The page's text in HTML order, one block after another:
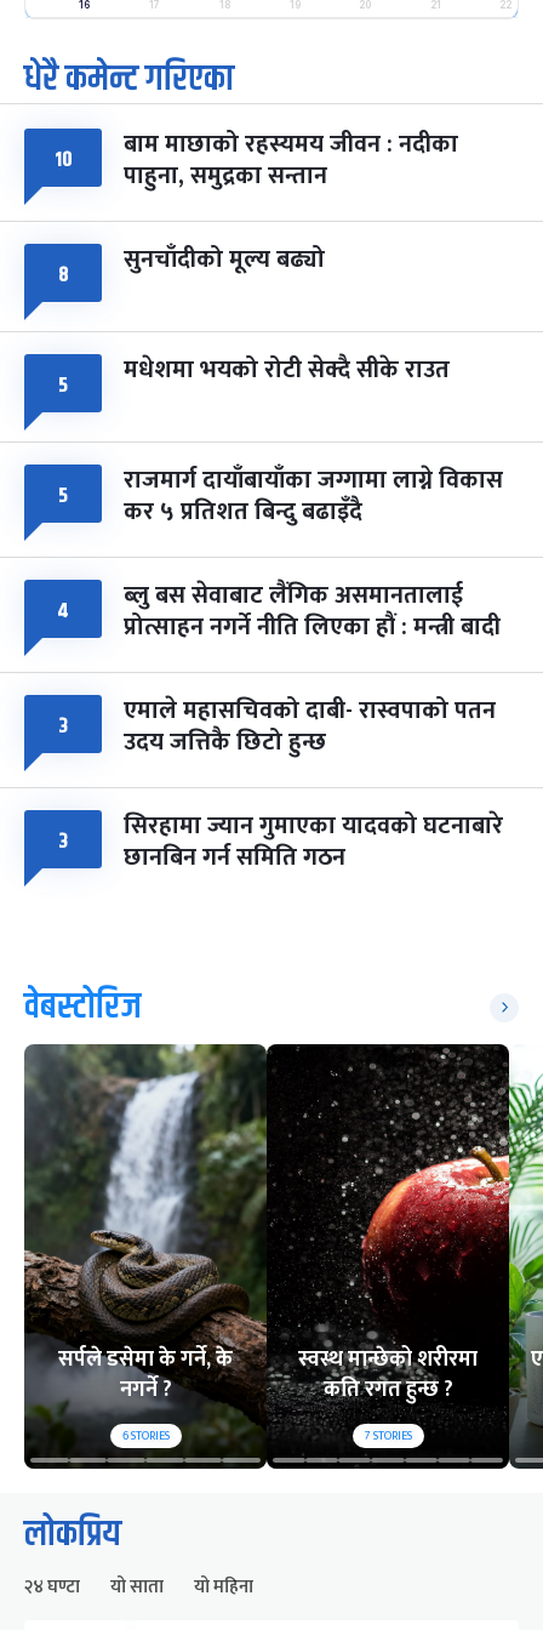
मंगल फाल्गुन २५, २०८३ Mar 9, 2027
७
आइत
पूर्णिमा व्रत
चैत्र ७, २०८३-Mar 21, 2027
८ फागुपूर्णिमा
चैत्र ८, २०८३-Mar 22, 2027
७ महिना बाँकी
16 17 18 19 20 21 22
धेरै कमेन्ट गरिएका
१० बाम माछाको रहस्यमय जीवन : नदीका
पाहुना, समुद्रका सन्तान
८ सुनचाँदीको मूल्य बढ्यो
५ मधेशमा भयको रोटी सेक्दै सीके राउत
५ राजमार्ग दायाँबायाँका जग्गामा लाग्ने विकास
कर ५ प्रतिशत बिन्दु बढाइँदै
४ ब्लु बस सेवाबाट लैंगिक असमानतालाई
प्रोत्साहन नगर्ने नीति लिएका हौं : मन्त्री बादी
३ एमाले महासचिवको दाबी- रास्वपाको पतन
उदय जत्तिकै छिटो हुन्छ
३ सिरहामा ज्यान गुमाएका यादवको घटनाबारे
छानबिन गर्न समिति गठन
वेबस्टोरिज
सर्पले डसेमा के गर्ने, के
नगर्ने ?
6STORIES
स्वस्थ मान्छेको शरीरमा
कति रगत हुन्छ ?
7STORIES
लोकप्रिय
२४ घण्टा यो साता यो महिना